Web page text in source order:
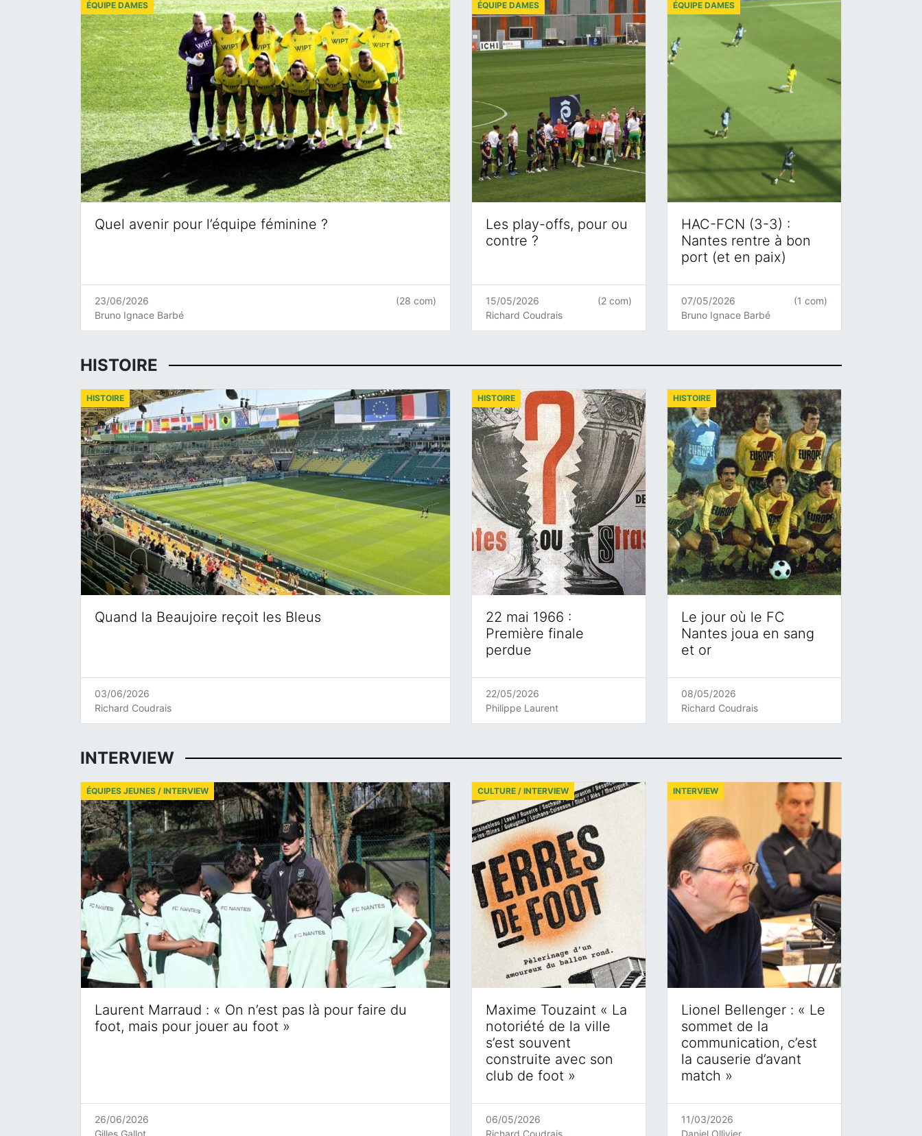
Quel avenir pour l’équipe féminine ?
ÉQUIPE DAMES
23/06/2026
Bruno Ignace Barbé
(28 com)
Les play-offs, pour ou
contre ?
ÉQUIPE DAMES
15/05/2026
Richard Coudrais
(2 com)
HAC-FCN (3-3) :
Nantes rentre à bon
port (et en paix)
ÉQUIPE DAMES
07/05/2026
Bruno Ignace Barbé
(1 com)
HISTOIRE
Quand la Beaujoire reçoit les Bleus
HISTOIRE
03/06/2026
Richard Coudrais
22 mai 1966 :
Première finale
perdue
HISTOIRE
22/05/2026
Philippe Laurent
Le jour où le FC
Nantes joua en sang
et or
HISTOIRE
08/05/2026
Richard Coudrais
INTERVIEW
Laurent Marraud : « On n’est pas là pour faire du
foot, mais pour jouer au foot »
ÉQUIPES JEUNES / INTERVIEW
26/06/2026
Gilles Gallot
Maxime Touzaint « La
notoriété de la ville
s’est souvent
construite avec son
club de foot »
CULTURE / INTERVIEW
06/05/2026
Richard Coudrais
Lionel Bellenger : « Le
sommet de la
communication, c’est
la causerie d’avant
match »
INTERVIEW
11/03/2026
Daniel Ollivier